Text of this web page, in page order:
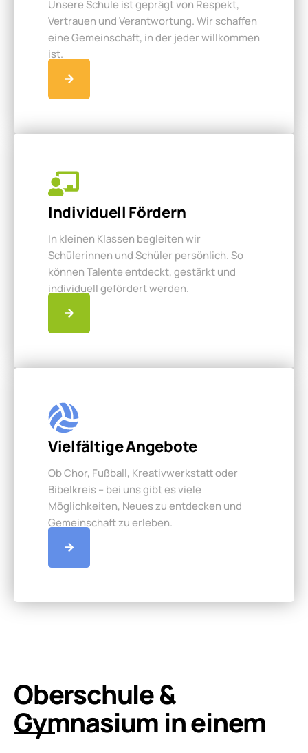
Unsere Schule ist geprägt von Respekt,
Vertrauen und Verantwortung. Wir schaffen
eine Gemeinschaft, in der jeder willkommen
ist.
Individuell Fördern
In kleinen Klassen begleiten wir
Schülerinnen und Schüler persönlich. So
können Talente entdeckt, gestärkt und
individuell gefördert werden.
Vielfältige Angebote
Ob Chor, Fußball, Kreativwerkstatt oder
Bibelkreis – bei uns gibt es viele
Möglichkeiten, Neues zu entdecken und
Gemeinschaft zu erleben.
Oberschule &
Gymnasium in einem